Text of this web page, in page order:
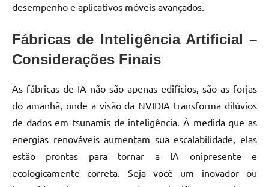
desempenho e aplicativos móveis avançados
Fábricas de Inteligência Artificial –
Considerações Finais
As fábricas de IA não são apenas edifícios, são as forjas
do amanhã, onde a visão da NVIDIA transforma dilúvios
de dados em tsunamis de inteligência. À medida que as
energias renováveis aumentam sua escalabilidade, elas
estão prontas para tornar a IA onipresente e
ecologicamente correta. Seja você um inovador ou